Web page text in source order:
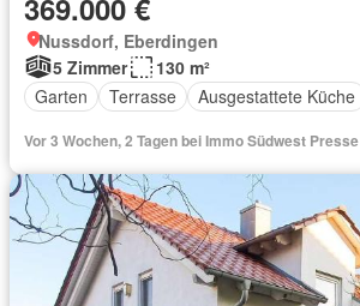
Nussdorf, Eberdingen
5 Zimmer
130 m²
Garten
Terrasse Ausgestattete Küche
Vor 3 Wochen, 2 Tagen bei Immo Südwest Presse